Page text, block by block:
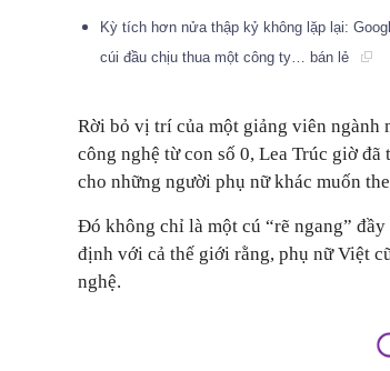
Kỳ tích hơn nửa thập kỷ không lặp lại:
cúi đầu chịu thua một công ty… bán lẻ
Rời bỏ vị trí của một giảng viên ngành
công nghệ từ con số 0, Lea Trúc giờ
cho những người phụ nữ khác muốn
Đó không chỉ là một cú “rẽ ngang”
định với cả thế giới rằng, phụ nữ Việt
nghệ.